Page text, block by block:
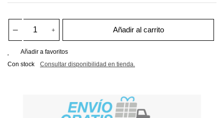
Añadir al carrito
Añadir a favoritos
Con stock
Consultar disponibilidad en tienda.